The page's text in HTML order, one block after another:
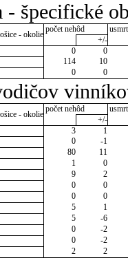
- špecifické
- okolie
počet nehôd
+/-
0
0
114
10
0 0
- okolie
počet nehôd
+/-
3
1
0
-1
80
11
1
0
9
2
0
0
0
0
5
1
5
-6
0
-2
0
-2
2 2